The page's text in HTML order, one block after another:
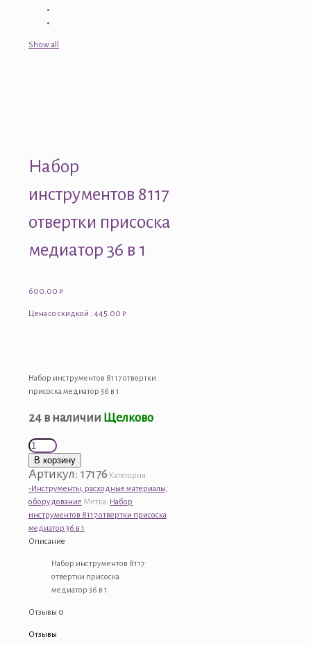
Show all
Набор
инструментов 8117
отвертки присоска
медиатор 36 в 1
600.00 ₽
Цена со скидкой : 445.00 ₽
Набор инструментов 8117 отвертки
присоска медиатор 36 в 1
24 в наличии Щелково
Количество
товара
Набор
инструментов
8117
медиатор
В корзину
Артикул: 17176 Категория:
-Инструменты, расходные материалы,
оборудование Метка: Набор
инструментов 8117 отвертки присоска
медиатор 36 в 1
Описание
Набор инструментов 8117
отвертки присоска
медиатор 36 в 1
Отзывы 0
Отзывы